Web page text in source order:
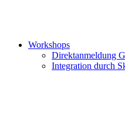
Workshops
Direktanmeldung
Integration durch